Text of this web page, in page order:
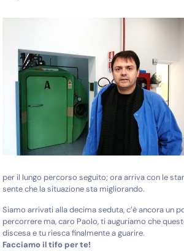
per il lungo percorso seguito; ora arriva con le
sente che la situazione sta migliorando.
Siamo arrivati alla decima seduta, c’è ancora un
percorrere ma, caro Paolo, ti auguriamo che
discesa e tu riesca finalmente a guarire.
Facciamo il tifo per te!